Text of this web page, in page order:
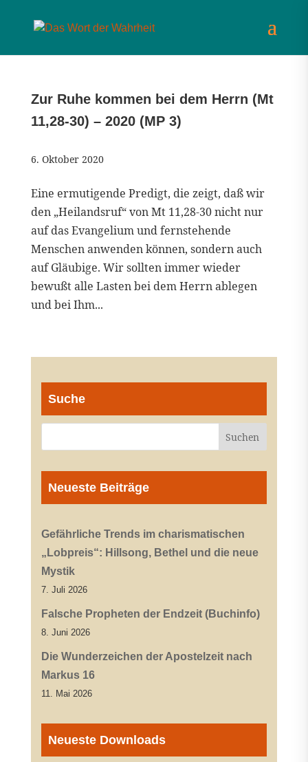
Zur Ruhe kommen bei dem Herrn (Mt
11,28-30) – 2020 (MP 3)
6. Oktober 2020
Eine ermutigende Predigt, die zeigt, daß wir
den „Heilandsruf“ von Mt 11,28-30 nicht nur
auf das Evangelium und fernstehende
Menschen anwenden können, sondern auch
auf Gläubige. Wir sollten immer wieder
bewußt alle Lasten bei dem Herrn ablegen
und bei Ihm...
Suche
Neueste Beiträge
Gefährliche Trends im charismatischen
„Lobpreis“: Hillsong, Bethel und die neue
Mystik
7. Juli 2026
Falsche Propheten der Endzeit (Buchinfo)
8. Juni 2026
Die Wunderzeichen der Apostelzeit nach
Markus 16
11. Mai 2026
Neueste Downloads